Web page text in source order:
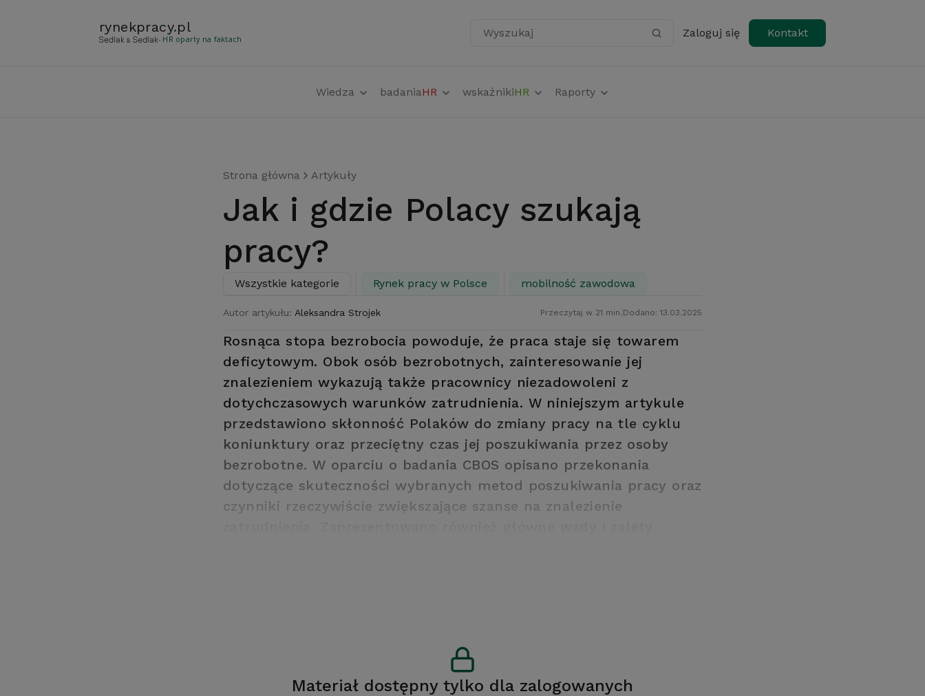
rynekpracy.pl
- HR oparty na faktach Wyszukaj Zaloguj się Kontakt
Wiedza badaniaHR wskaźnikiHR Raporty
Strona główna Artykuły
Jak i gdzie Polacy szukają
pracy?
Wszystkie kategorie Rynek pracy w Polsce mobilność zawodowa
Autor artykułu: Aleksandra Strojek Przeczytaj w 21 min. Dodano: 13.03.2025
Rosnąca stopa bezrobocia powoduje, że praca staje się towarem
deficytowym. Obok osób bezrobotnych, zainteresowanie jej
znalezieniem wykazują także pracownicy niezadowoleni z
dotychczasowych warunków zatrudnienia. W niniejszym artykule
przedstawiono skłonność Polaków do zmiany pracy na tle cyklu
koniunktury oraz przeciętny czas jej poszukiwania przez osoby
bezrobotne. W oparciu o badania CBOS opisano przekonania
dotyczące skuteczności wybranych metod poszukiwania pracy oraz
czynniki rzeczywiście zwiększające szanse na znalezienie
Materiał dostępny tylko dla zalogowanych